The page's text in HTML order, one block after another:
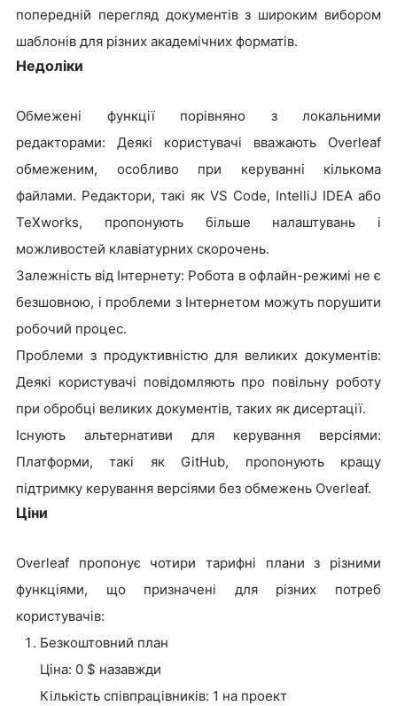
попередній перегляд документів з широким вибором
шаблонів для різних академічних форматів.
Недоліки
Обмежені функції порівняно з локальними
редакторами: Деякі користувачі вважають Overleaf
обмеженим, особливо при керуванні кількома
файлами. Редактори, такі як VS Code, IntelliJ IDEA або
TeXworks, пропонують більше налаштувань і
можливостей клавіатурних скорочень.
Залежність від Інтернету: Робота в офлайн-режимі не є
безшовною, і проблеми з Інтернетом можуть порушити
робочий процес.
Проблеми з продуктивністю для великих документів:
Деякі користувачі повідомляють про повільну роботу
при обробці великих документів, таких як дисертації.
Існують альтернативи для керування версіями:
Платформи, такі як GitHub, пропонують кращу
підтримку керування версіями без обмежень Overleaf.
Ціни
Overleaf пропонує чотири тарифні плани з різними
функціями, що призначені для різних потреб
користувачів:
Безкоштовний план
Ціна: 0 $ назавжди
Кількість співпрацівників: 1 на проект